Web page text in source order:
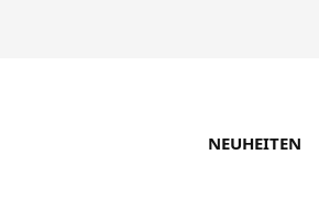
NEUHEITEN